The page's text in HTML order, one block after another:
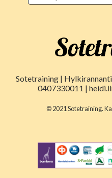
Sotetraining |
0407330011 |
© 2021 Sotetraining.